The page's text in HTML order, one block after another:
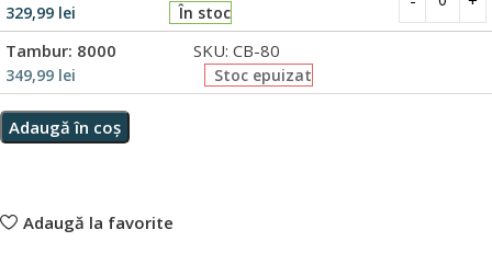
329,99 lei În stoc
Tambur: 8000
349,99 lei Stoc epuizat
SKU: CB-80
Adaugă în coș
Adaugă la favorite